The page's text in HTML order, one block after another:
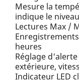
Mesure la
indique le
Lectures Max /
heures
Réglage
extérieure,
Indicateur LED